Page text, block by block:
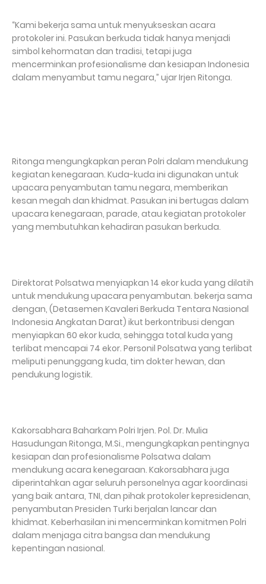
“Kami bekerja sama untuk menyukseskan acara
protokoler ini. Pasukan berkuda tidak hanya menjadi
simbol kehormatan dan tradisi, tetapi juga
mencerminkan profesionalisme dan kesiapan Indonesia
dalam menyambut tamu negara,” ujar Irjen Ritonga.
Ritonga mengungkapkan peran Polri dalam mendukung
kegiatan kenegaraan. Kuda-kuda ini digunakan untuk
upacara penyambutan tamu negara, memberikan
kesan megah dan khidmat. Pasukan ini bertugas dalam
upacara kenegaraan, parade, atau kegiatan protokoler
yang membutuhkan kehadiran pasukan berkuda.
Direktorat Polsatwa menyiapkan 14 ekor kuda yang dilatih
untuk mendukung upacara penyambutan. bekerja sama
dengan, (Detasemen Kavaleri Berkuda Tentara Nasional
Indonesia Angkatan Darat) ikut berkontribusi dengan
menyiapkan 60 ekor kuda, sehingga total kuda yang
terlibat mencapai 74 ekor. Personil Polsatwa yang terlibat
meliputi penunggang kuda, tim dokter hewan, dan
pendukung logistik.
Kakorsabhara Baharkam Polri Irjen. Pol. Dr. Mulia
Hasudungan Ritonga, M.Si., mengungkapkan pentingnya
kesiapan dan profesionalisme Polsatwa dalam
mendukung acara kenegaraan. Kakorsabhara juga
diperintahkan agar seluruh personelnya agar koordinasi
yang baik antara, TNI, dan pihak protokoler kepresidenan,
penyambutan Presiden Turki berjalan lancar dan
khidmat. Keberhasilan ini mencerminkan komitmen Polri
dalam menjaga citra bangsa dan mendukung
kepentingan nasional.